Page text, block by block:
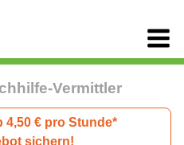
Vermittler
4,50 € pro Stunde*
sichern!